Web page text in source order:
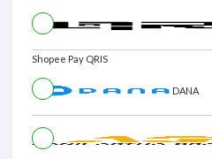
Shopee Pay QRIS
DANA